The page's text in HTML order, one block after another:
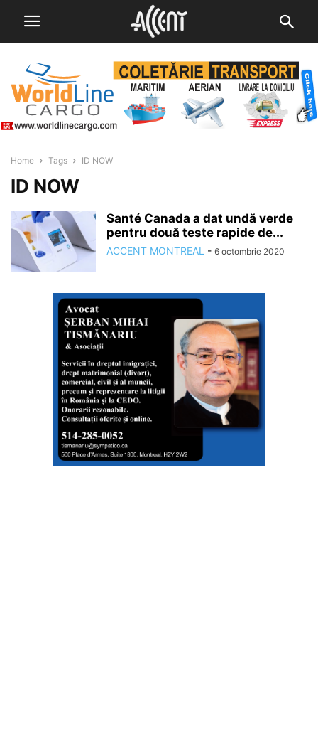
Home Tags ID NOW
ID NOW
Santé Canada a dat undă verde
pentru două teste rapide de...
ACCENT MONTREAL - 6 octombrie 2020